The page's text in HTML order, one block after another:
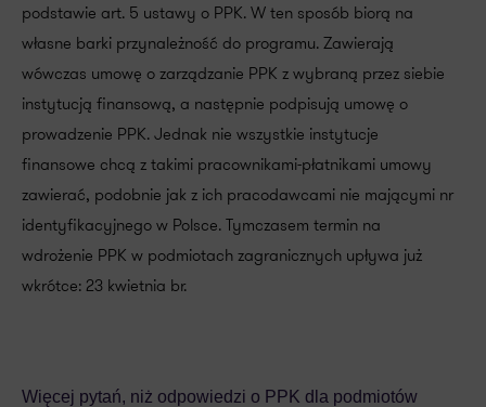
podstawie art. 5 ustawy o PPK. W ten sposób biorą na
własne barki przynależność do programu. Zawierają
wówczas umowę o zarządzanie PPK z wybraną przez siebie
instytucją finansową, a następnie podpisują umowę o
prowadzenie PPK. Jednak nie wszystkie instytucje
finansowe chcą z takimi pracownikami-płatnikami umowy
zawierać, podobnie jak z ich pracodawcami nie mającymi nr
identyfikacyjnego w Polsce. Tymczasem termin na
wdrożenie PPK w podmiotach zagranicznych upływa już
wkrótce: 23 kwietnia br.
Więcej pytań, niż odpowiedzi o PPK dla podmiotów